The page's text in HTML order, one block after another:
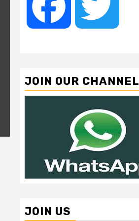
Facebook
JOIN OUR CHANNEL
JOIN US